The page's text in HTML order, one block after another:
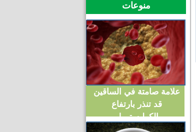
منوعات
علامة صامتة في الساقين
قد تنذر بارتفاع
الكوليسترول